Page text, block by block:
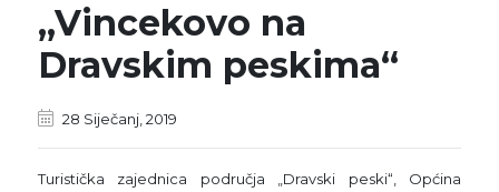
„Vincekovo na
Dravskim peskima“
28 Siječanj, 2019
Turistička zajednica područja „Dravski peski“, Općina